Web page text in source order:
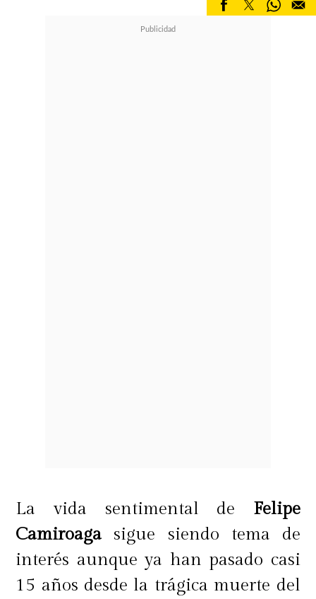
La vida sentimental de Felipe
Camiroagasigue siendo tema de
interés aunque ya han pasado casi
15 años desde la trágica muerte del